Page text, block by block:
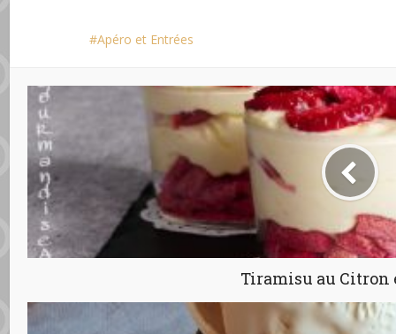
Apéro et Entrées
Tiramisu au Citron